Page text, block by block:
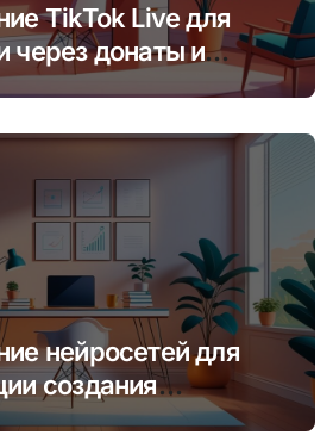
TikTok Live для
через донаты и
нейросетей для
создания
интернет-курсов и